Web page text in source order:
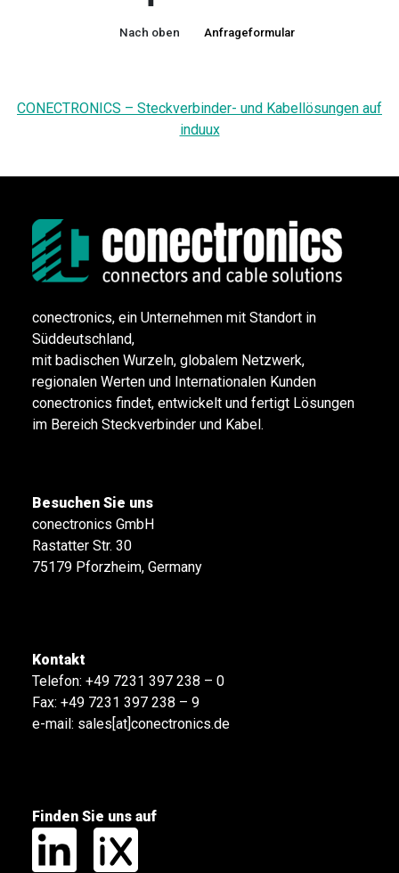
Nach oben Anfrageformular
CONECTRONICS – Steckverbinder- und Kabellösungen auf
induux
conectronics, ein Unternehmen mit Standort in
Süddeutschland,
mit badischen Wurzeln, globalem Netzwerk,
regionalen Werten und Internationalen Kunden
conectronics findet, entwickelt und fertigt Lösungen
im Bereich Steckverbinder und Kabel.
Besuchen Sie uns
conectronics GmbH
Rastatter Str. 30
75179 Pforzheim, Germany
Kontakt
Telefon: +49 7231 397 238 – 0
Fax: +49 7231 397 238 – 9
e-mail: sales[at]conectronics.de
Finden Sie uns auf